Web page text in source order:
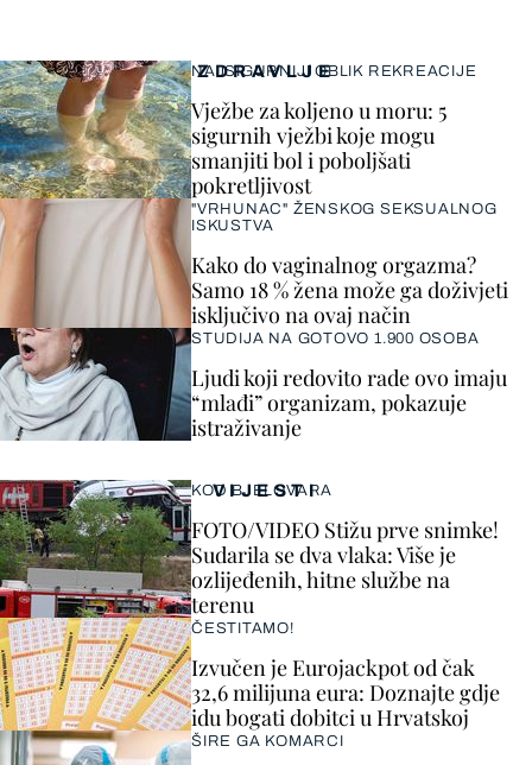
VIJESTI
KOD BJELOVARA
FOTO/VIDEO Stižu prve snimke!
Sudarila se dva vlaka: Više je
ozlijeđenih, hitne službe na
terenu
ČESTITAMO!
Izvučen je Eurojackpot od čak
32,6 milijuna eura: Doznajte gdje
idu bogati dobitci u Hrvatskoj
ŠIRE GA KOMARCI
ZDRAVLJE
NAJSIGURNIJI OBLIK REKREACIJE
Vježbe za koljeno u moru: 5
sigurnih vježbi koje mogu
smanjiti bol i poboljšati
pokretljivost
"VRHUNAC" ŽENSKOG SEKSUALNOG
ISKUSTVA
Kako do vaginalnog orgazma?
Samo 18 % žena može ga doživjeti
isključivo na ovaj način
STUDIJA NA GOTOVO 1.900 OSOBA
Ljudi koji redovito rade ovo imaju
“mlađi” organizam, pokazuje
istraživanje